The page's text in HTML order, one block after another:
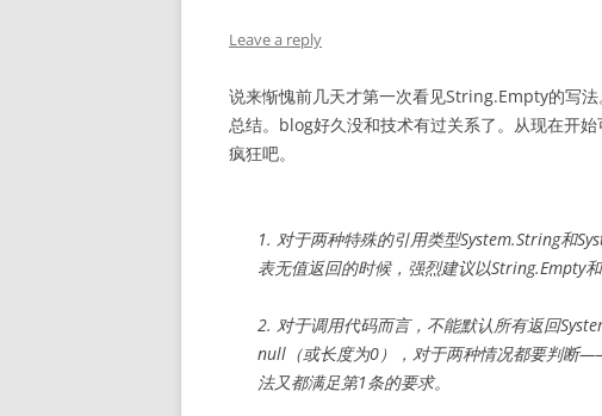
Leave a reply
说来惭愧前几天才第一次看见String.Empty的写
总结。blog好久没和技术有过关系了。从现在开
疯狂吧。
1. 对于两种特殊的引用类型System.String和
表无值返回的时候，强烈建议以String.Empty
2. 对于调用代码而言，不能默认所有返回
null（或长度为0），对于两种情况都要判断
法又都满足第1条的要求。